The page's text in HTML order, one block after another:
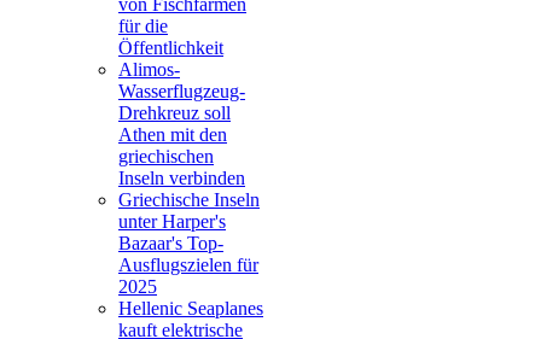
von Fischfarmen
für die
Öffentlichkeit
Alimos-
Wasserflugzeug-
Drehkreuz soll
Athen mit den
griechischen
Inseln verbinden
Griechische Inseln
unter Harper's
Bazaar's Top-
Ausflugszielen für
2025
Hellenic Seaplanes
kauft elektrische